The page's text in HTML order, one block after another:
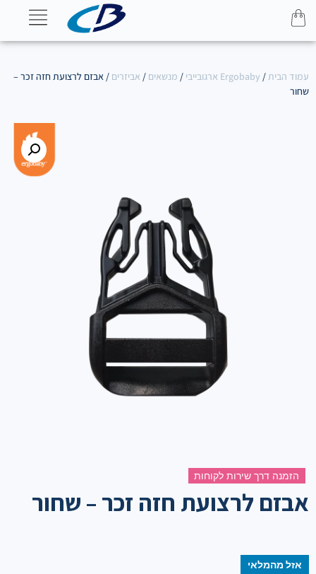
עמוד הבית/ Ergobaby ארגובייבי / מנשאים / אביזרים / אבזם לרצועת חזה זכר –
שחור
הזמנה דרך שירות לקוחות
אבזם לרצועת חזה זכר – שחור
אזל מהמלאי